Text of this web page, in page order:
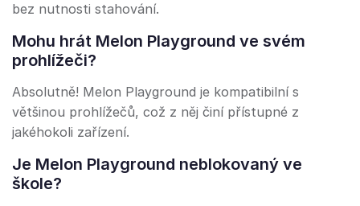
bez nutnosti stahování.
Mohu hrát Melon Playground ve svém
prohlížeči?
Absolutně! Melon Playground je kompatibilní s
většinou prohlížečů, což z něj činí přístupné z
jakéhokoli zařízení.
Je Melon Playground neblokovaný ve
škole?